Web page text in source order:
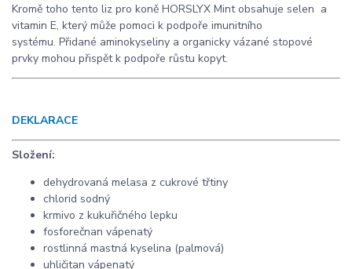
Kromě toho tento liz pro koně HORSLYX Mint obsahuje selen a
vitamin E, který může pomoci k podpoře imunitního
systému. Přidané aminokyseliny a organicky vázané stopové
prvky mohou přispět k podpoře růstu kopyt.
DEKLARACE
Složení:
dehydrovaná melasa z cukrové třtiny
chlorid sodný
krmivo z kukuřičného lepku
fosforečnan vápenatý
rostlinná mastná kyselina (palmová)
uhličitan vápenatý